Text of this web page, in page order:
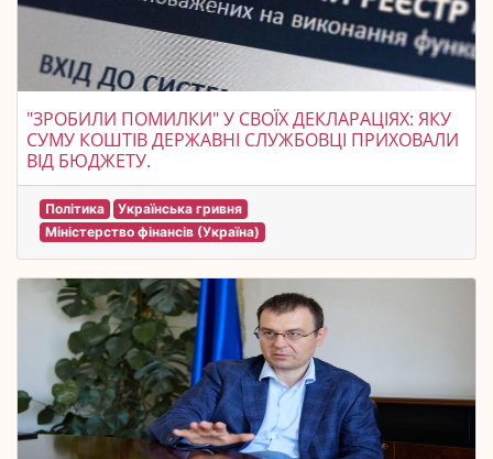
"ЗРОБИЛИ ПОМИЛКИ" У СВОЇХ ДЕКЛАРАЦІЯХ: ЯКУ
СУМУ КОШТІВ ДЕРЖАВНІ СЛУЖБОВЦІ ПРИХОВАЛИ
ВІД БЮДЖЕТУ.
Політика
Українська гривня
Міністерство фінансів (Україна)